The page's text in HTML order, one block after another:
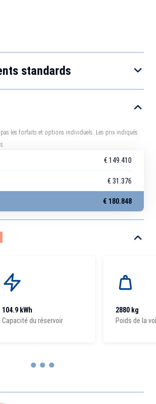
standards
pas les forfaits et options individuels. Les prix indiqués
€ 149.410
€ 31.376
€ 180.848
104.9 kWh
Capacité du réservoir
2880 kg
Poids de la